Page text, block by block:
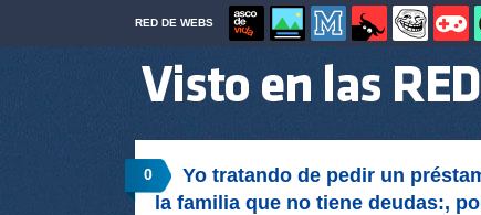
RED DE WEBS
0
Yo tratando de pedir un
la familia que no tiene deudas:,